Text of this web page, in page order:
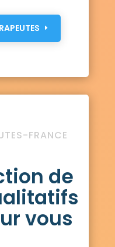
FRANCE
de
vous